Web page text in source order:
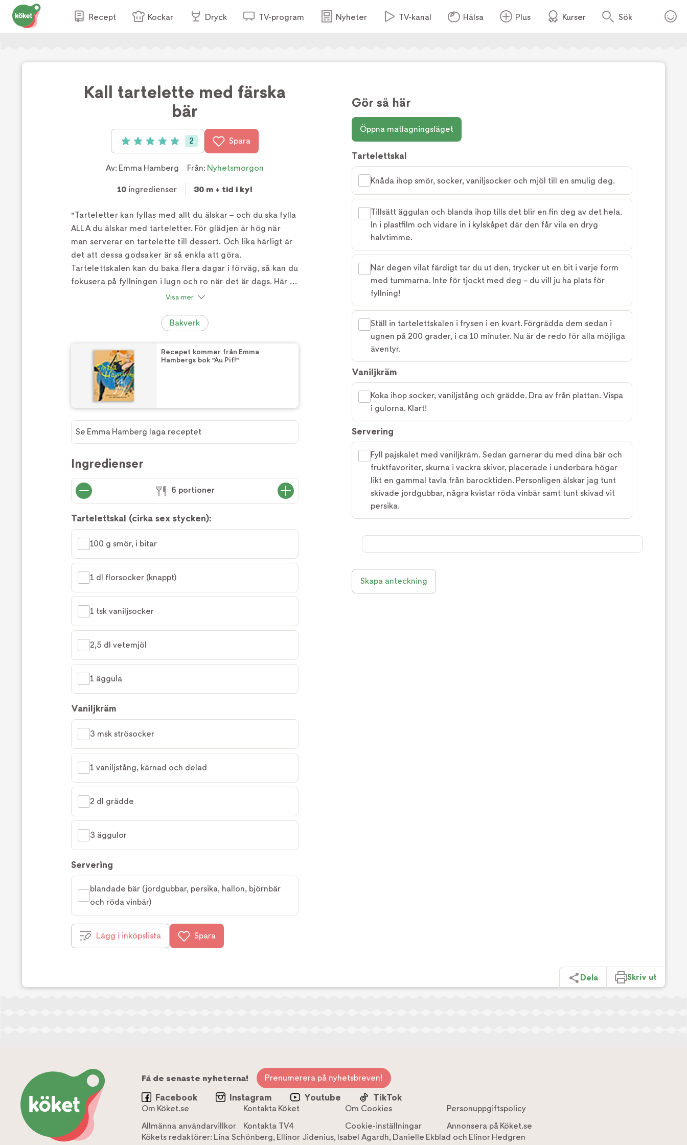
Recept Kockar Dryck TV-program Nyheter TV-kanal Hälsa Plus Kurser Sök
Kall tartelette med färska
bär
Betyg: 5 av 5 (2 röster)
2 Spara
Av: Emma Hamberg Från: Nyhetsmorgon
10 ingredienser 30 m + tid i kyl
"Tarteletter kan fyllas med allt du älskar – och du ska fylla
ALLA du älskar med tarteletter. För glädjen är hög när
man serverar en tartelette till dessert. Och lika härligt är
det att dessa godsaker är så enkla att göra.
Tartelettskalen kan du baka flera dagar i förväg, så kan du
fokusera på fyllningen i lugn och ro när det är dags. Här är
en enkel, snabb, underbart god och vacker favorit. Som
Visa mer
Bakverk
Recepet kommer från Emma
Hambergs bok "Au Pif!"
Se Emma Hamberg laga receptet
Ingredienser
6 portioner
Tartelettskal (cirka sex stycken):
100 g smör, i bitar
1 dl florsocker (knappt)
1 tsk vaniljsocker
2,5 dl vetemjöl
1 äggula
Vaniljkräm
3 msk strösocker
1 vaniljstång, kärnad och delad
2 dl grädde
3 äggulor
Servering
blandade bär (jordgubbar, persika, hallon, björnbär
och röda vinbär)
Lägg i inköpslista Spara
Gör så här
Öppna matlagningsläget
Tartelettskal
Knåda ihop smör, socker, vaniljsocker och mjöl till en smulig deg.
Tillsätt äggulan och blanda ihop tills det blir en fin deg av det hela.
In i plastfilm och vidare in i kylskåpet där den får vila en dryg
halvtimme.
När degen vilat färdigt tar du ut den, trycker ut en bit i varje form
med tummarna. Inte för tjockt med deg – du vill ju ha plats för
fyllning!
Ställ in tartelettskalen i frysen i en kvart. Förgrädda dem sedan i
ugnen på 200 grader, i ca 10 minuter. Nu är de redo för alla möjliga
äventyr.
Vaniljkräm
Koka ihop socker, vaniljstång och grädde. Dra av från plattan. Vispa
i gulorna. Klart!
Servering
Fyll pajskalet med vaniljkräm. Sedan garnerar du med dina bär och
fruktfavoriter, skurna i vackra skivor, placerade i underbara högar
likt en gammal tavla från barocktiden. Personligen älskar jag tunt
skivade jordgubbar, några kvistar röda vinbär samt tunt skivad vit
persika.
Skapa anteckning
Dela Skriv ut
Få de senaste nyheterna! Prenumerera på nyhetsbreven!
Facebook Instagram Youtube TikTok
Om Köket.se Kontakta Köket Om Cookies
Personuppgiftspolicy
Allmänna användarvillkor
Kontakta TV4 Cookie-inställningar
Annonsera på Köket.se
Kökets redaktörer: Lina Schönberg, Ellinor Jidenius, Isabel Agardh, Danielle Ekblad och Elinor Hedgren